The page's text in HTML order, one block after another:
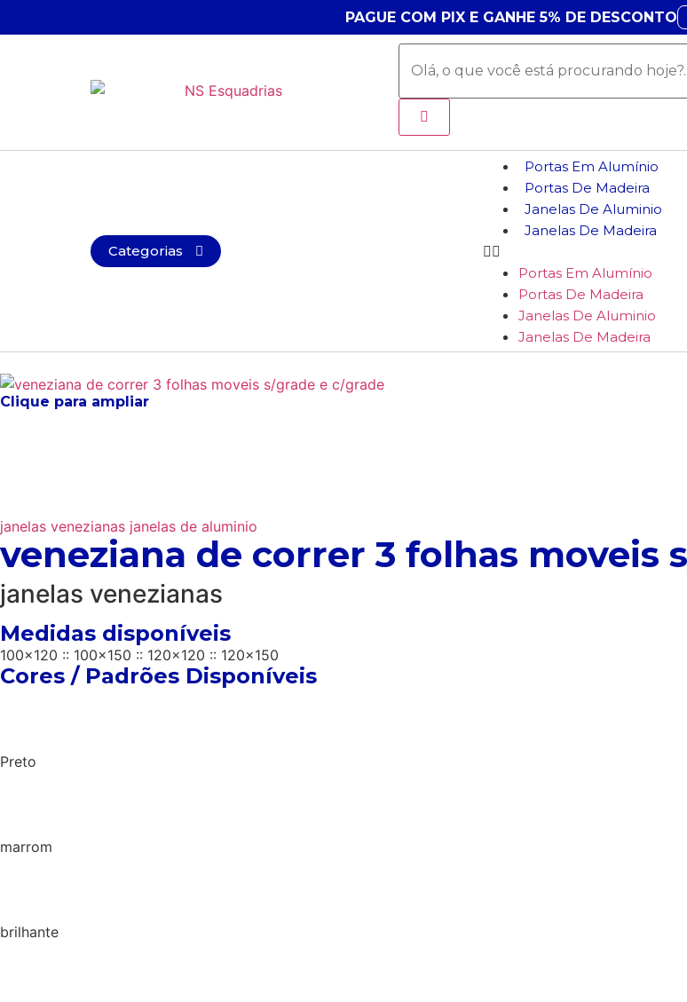
PAGUE COM PIX E GANHE 5% DE DESCONTO
Categorias
Portas Em Alumínio
Portas De Madeira
Janelas De Aluminio
Janelas De Madeira
Portas Em Alumínio
Portas De Madeira
Janelas De Aluminio
Janelas De Madeira
Clique para ampliar
janelas venezianas janelas de aluminio
veneziana de correr 3 folhas moveis
janelas venezianas
Medidas disponíveis
100x120 :: 100x150 :: 120x120 :: 120x150
Cores / Padrões Disponíveis
Preto
marrom
brilhante